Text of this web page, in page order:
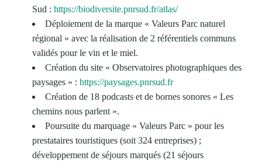
Sud : https://biodiversite.pnrsud.fr/atlas/
Déploiement de la marque « Valeurs Parc naturel
régional » avec la réalisation de 2 référentiels communs
validés pour le vin et le miel.
Création du site « Observatoires photographiques des
paysages » : https://paysages.pnrsud.fr
Création de 18 podcasts et de bornes sonores « Les
chemins nous parlent ».
Poursuite du marquage « Valeurs Parc » pour les
prestataires touristiques (soit 324 entreprises) ;
développement de séjours marqués (21 séjours